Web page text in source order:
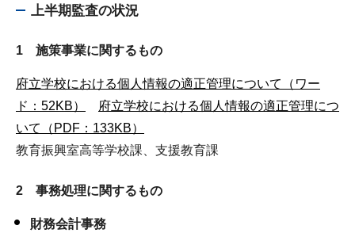
上半期監査の状況
1 施策事業に関するもの
府立学校における個人情報の適正管理について（ワー
ド：52KB）
府立学校における個人情報の適正管理につ
いて（PDF：133KB）
教育振興室高等学校課、支援教育課
2 事務処理に関するもの
財務会計事務